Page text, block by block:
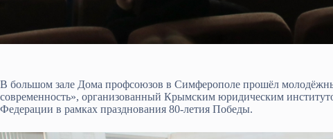
В большом зале Дома профсоюзов в Симферополе прошёл
современность», организованный Крымским юридическим
Федерации в рамках празднования 80-летия Победы.